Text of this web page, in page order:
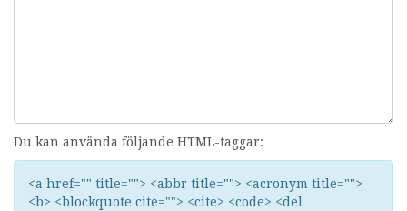
Du kan använda följande HTML-taggar:
<a href="" title=""> <abbr title=""> <acronym title="">
<b> <blockquote cite=""> <cite> <code> <del